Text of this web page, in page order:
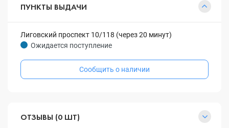
ПУНКТЫ ВЫДАЧИ
Лиговский проспект 10/118 (через 20 минут)
Ожидается поступление
Сообщить о наличии
ОТЗЫВЫ (0 ШТ)